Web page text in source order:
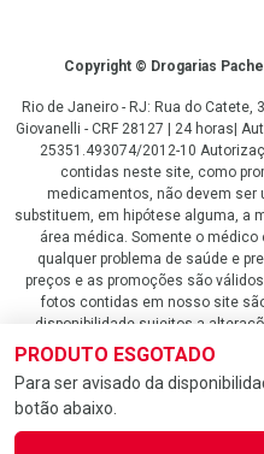
PRODUTO ESGOTADO
Para ser avisado da
botão abaixo.
CopyrightCopyright © Drogarias
Rio de Janeiro - RJ: Rua do Catete,
Giovanelli - CRF 28127 | 24 horas|
25351.493074/2012-10
contidas neste site, como
medicamentos, não devem ser
substituem, em hipótese alguma, a
área médica. Somente o
qualquer problema de saúde e
preços e as promoções são
fotos contidas em nosso site
disponibilidade sujeitos a
antimicrobianos vendas apenas em
344 - 01/02/1999 - Ministério da
de Vendas e Atendimento ao